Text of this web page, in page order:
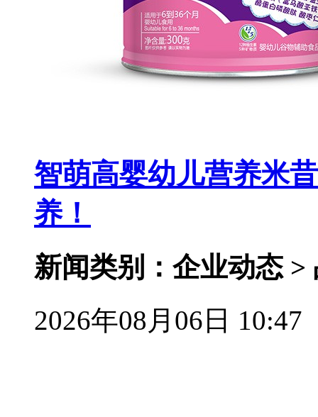
智萌高婴幼儿营养米
养！
新闻类别：企业动态 >
2026年08月06日 10:47